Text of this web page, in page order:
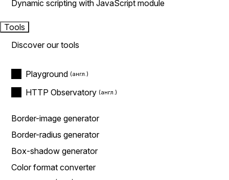
Dynamic scripting with JavaScript module
Tools
Discover our tools
Playground
HTTP Observatory
Border-image generator
Border-radius generator
Box-shadow generator
Color format converter